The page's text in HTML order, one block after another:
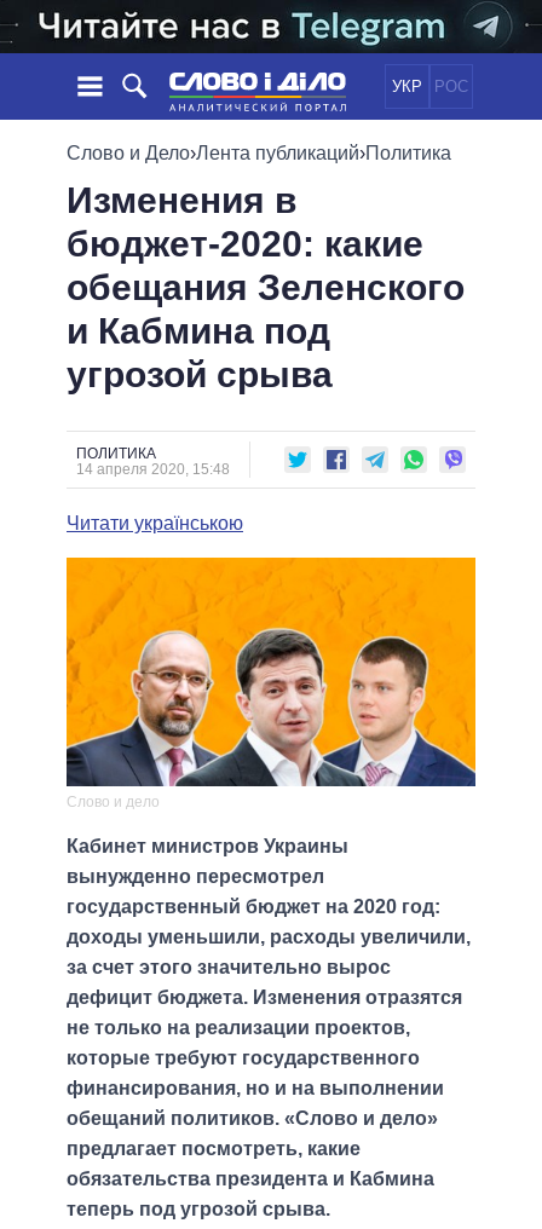
УКР РОС
НОВОСТИ
ЛЕНТА
СОБЫТИЯ
СТАТЬИ
МНЕНИЯ
ОБЗОРЫ
ДАЙДЖЕСТЫ
ПОЛИТИКА
ЭКОНОМИКА
ОБЩЕСТВО
ОБЕЩАНИЯ
ПОЛИТИКИ
ВСЕ ПОЛИТИКИ
ПРЕЗИДЕНТ И ОФИС
ВЕРХОВНАЯ РАДА
ГЛАВЫ ОБЛАДМИНИСТРАЦИЙ
МЭРЫ
ВСЕ ПЕРСОНЫ
ВИДЕО
СРАВНЕНИЕ ПОЛИТИКОВ
Слово и Дело›Лента публикаций›Политика
Изменения в
бюджет-2020: какие
обещания Зеленского
и Кабмина под
угрозой срыва
ПОЛИТИКА
14 апреля 2020, 15:48
Читати українською
Слово и дело
Кабинет министров Украины
вынужденно пересмотрел
государственный бюджет на 2020 год:
доходы уменьшили, расходы увеличили,
за счет этого значительно вырос
дефицит бюджета. Изменения отразятся
не только на реализации проектов,
которые требуют государственного
финансирования, но и на выполнении
обещаний политиков. «Слово и дело»
предлагает посмотреть, какие
обязательства президента и Кабмина
теперь под угрозой срыва.